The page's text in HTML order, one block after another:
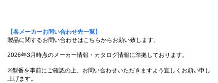
【各メーカーお問い合わせ先一覧】
製品に関するお問い合わせはこちらからお願い致します。
2026年3月時点のメーカー情報・カタログ情報に準拠しております。
※型番を事前にご確認の上、お問い合わせいただきますよう宜しくお願い申し
上げます。